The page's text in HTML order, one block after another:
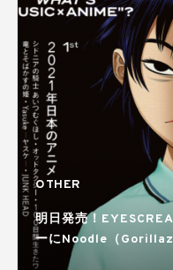
OTHER
明日発売！
ーにNoodle（